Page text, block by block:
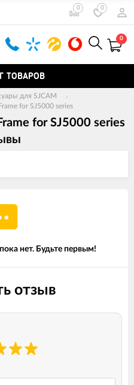
0 0
0
ТОВАРОВ
для SJCAM
for SJ5000 series
for SJ5000 series
нет. Будьте первым!
отзыв